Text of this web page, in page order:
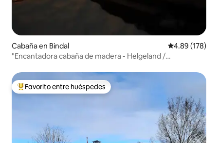
Cabaña en Bindal Calificación
4.89 (178)
"Encantadora cabaña de madera - Helgeland /
Favorito entre huéspedes preferido
Favorito entre huéspedes